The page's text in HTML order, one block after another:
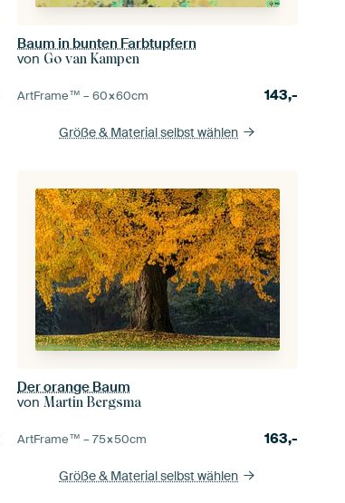
Baum in bunten Farbtupfern
von Go van Kampen
ArtFrame™ –60×60cm 143,-
Größe & Material selbst wählen
Der orange Baum
vonMartin Bergsma
ArtFrame™ –75×50cm 163,-
Größe & Material selbst wählen